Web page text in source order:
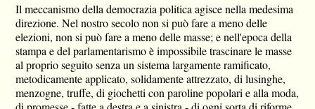
Il meccanismo della democrazia politica agisce nella medesima
direzione. Nel nostro secolo non si può fare a meno delle
elezioni, non si può fare a meno delle masse; e nell'epoca della
stampa e del parlamentarismo è impossibile trascinare le masse
al proprio seguito senza un sistema largamente ramificato,
metodicamente applicato, solidamente attrezzato, di lusinghe,
menzogne, truffe, di giochetti con paroline popolari e alla moda,